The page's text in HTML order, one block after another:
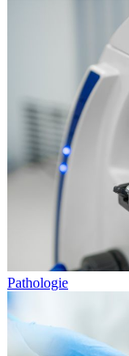
Pathologie